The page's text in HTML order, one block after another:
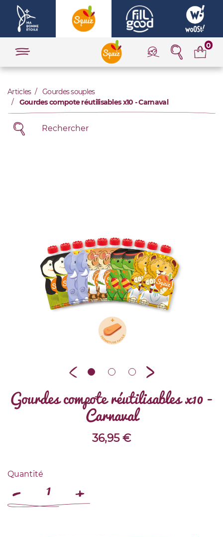
0
Articles
Gourdes souples
Gourdes compote réutilisables x10 - Carnaval
Gourdes compote réutilisables x10 -
Carnaval
36,95€
Quantité